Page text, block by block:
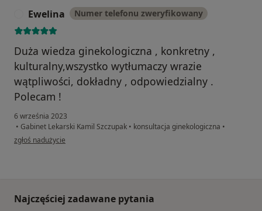
Ewelina Numer telefonu zweryfikowany
Duża wiedza ginekologiczna , konkretny ,
kulturalny,wszystko wytłumaczy wrazie
wątpliwości, dokładny , odpowiedzialny .
Polecam !
6 września 2023
• Gabinet Lekarski Kamil Szczupak • konsultacja ginekologiczna •
w opinii użytkownika Ewelina
zgłoś nadużycie
Najczęściej zadawane pytania